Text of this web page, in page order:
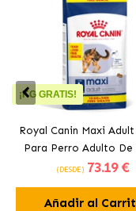
¡KG GRATIS!
Royal Canin Maxi Adult
Para Perro Adulto De
Grandes
(DESDE) 73.19 €
Añadir al